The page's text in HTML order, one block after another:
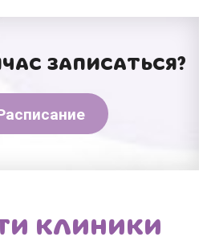
ЗАПИСАТЬСЯ?
КЛИНИКИ